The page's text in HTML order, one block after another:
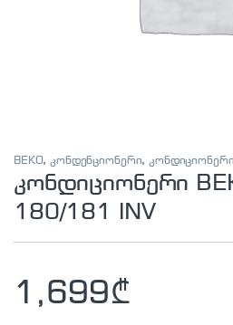
BEKO,კონდენციონერი,კონდიციონერი
კონდიციონერი
180/181 INV
1,699₾